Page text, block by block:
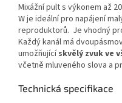
Mixážní pult s výkonem až
W je ideální pro napájení
reproduktorů. Je vhodný
Každý kanál má
umožňujícískvělý zvuk ve
včetně mluveného slova a
Technická specifikace